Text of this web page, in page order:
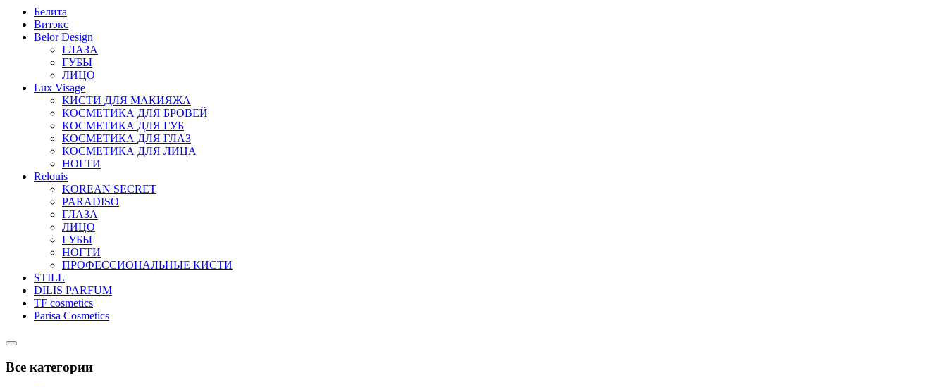
Белита
Витэкс
Belor Design
ГЛАЗА
ГУБЫ
ЛИЦО
Lux Visage
КИСТИ ДЛЯ МАКИЯЖА
КОСМЕТИКА ДЛЯ БРОВЕЙ
КОСМЕТИКА ДЛЯ ГУБ
КОСМЕТИКА ДЛЯ ГЛАЗ
КОСМЕТИКА ДЛЯ ЛИЦА
НОГТИ
Relouis
KOREAN SECRET
PARADISO
ГЛАЗА
ЛИЦО
ГУБЫ
НОГТИ
ПРОФЕССИОНАЛЬНЫЕ КИСТИ
STILL
DILIS PARFUM
TF cosmetics
Parisa Cosmetics
Catalog
Все категории